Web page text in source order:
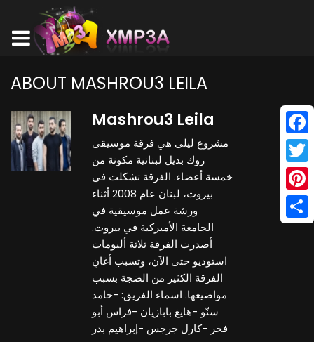
ABOUT MASHROU3 LEILA
Mashrou3 Leila
مشروع ليلى هي فرقة موسيقى
روك بديل لبنانية مكونة من
خمسة أعضاء. الفرقة تشكلت في
بيروت، لبنان عام 2008 أثناء
ورشة عمل موسيقية في
الجامعة الأميركية في بيروت.
أصدرت الفرقة ثلاثة ألبومات
استوديو حتى الآن، وتسبب أغانِ
الفرقة الكثير من الضجة بسبب
مواضيعها. اسماء الفريق: -حامد
سنّو -هايغ بابازيان -فراس أبو
فخر -كارل جرجس -إبراهيم بدر